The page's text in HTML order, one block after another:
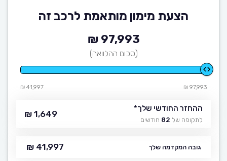
הצעת מימון מותאמת לרכב זה
97,993 ₪
(סכום ההלוואה)
97,993 ₪
41,997 ₪
ההחזר החודשי שלך*
לתקופה של 82 חודשים
1,649 ₪
גובה המקדמה שלך 41,997 ₪